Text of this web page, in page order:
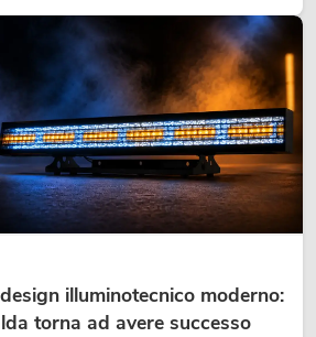
illuminotecnico moderno:
torna ad avere successo